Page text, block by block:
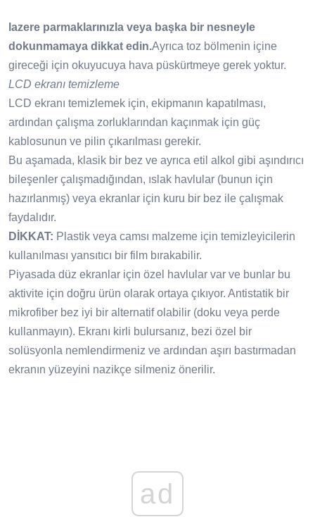
lazere parmaklarınızla veya başka bir nesneyle
dokunmamaya dikkat edin.Ayrıca toz bölmenin içine
gireceği için okuyucuya hava püskürtmeye gerek yoktur.
LCD ekranı temizleme
LCD ekranı temizlemek için, ekipmanın kapatılması,
ardından çalışma zorluklarından kaçınmak için güç
kablosunun ve pilin çıkarılması gerekir.
Bu aşamada, klasik bir bez ve ayrıca etil alkol gibi aşındırıcı
bileşenler çalışmadığından, ıslak havlular (bunun için
hazırlanmış) veya ekranlar için kuru bir bez ile çalışmak
faydalıdır.
DİKKAT: Plastik veya camsı malzeme için temizleyicilerin
kullanılması yansıtıcı bir film bırakabilir.
Piyasada düz ekranlar için özel havlular var ve bunlar bu
aktivite için doğru ürün olarak ortaya çıkıyor. Antistatik bir
mikrofiber bez iyi bir alternatif olabilir (doku veya perde
kullanmayın). Ekranı kirli bulursanız, bezi özel bir
solüsyonla nemlendirmeniz ve ardından aşırı bastırmadan
ekranın yüzeyini nazikçe silmeniz önerilir.
ad